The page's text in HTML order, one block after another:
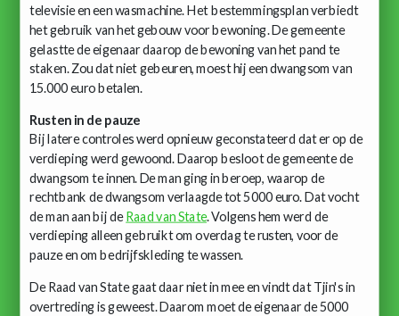
televisie en een wasmachine. Het bestemmingsplan verbiedt
het gebruik van het gebouw voor bewoning. De gemeente
gelastte de eigenaar daarop de bewoning van het pand te
staken. Zou dat niet gebeuren, moest hij een dwangsom van
15.000 euro betalen.
Rusten in de pauze
Bij latere controles werd opnieuw geconstateerd dat er op de
verdieping werd gewoond. Daarop besloot de gemeente de
dwangsom te innen. De man ging in beroep, waarop de
rechtbank de dwangsom verlaagde tot 5000 euro. Dat vocht
de man aan bij deRaad van State. Volgens hem werd de
verdieping alleen gebruikt om overdag te rusten, voor de
pauze en om bedrijfskleding te wassen.
De Raad van State gaat daar niet in mee en vindt dat Tjin's in
overtreding is geweest. Daarom moet de eigenaar de 5000